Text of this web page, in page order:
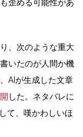
歪める可能性があ
、次のような重大
いたのが人間か機
AIが生成した文章
した。ネタバレに
て、嘆かわしいほ